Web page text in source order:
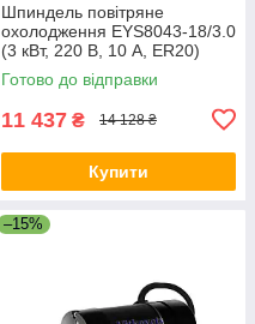
Шпиндель повітряне
охолодження EYS8043-18/3.0
(3 кВт, 220 В, 10 А, ER20)
Готово до відправки
11 437 ₴ 14 128 ₴
Купити
–15%